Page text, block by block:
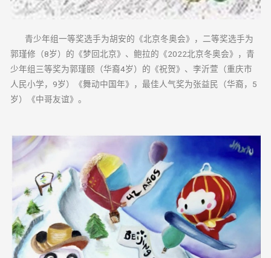
青少年组一等奖选手为胡安的《北京冬奥会》，二等奖选手为
郭瑾修（8岁）的《梦回北京》、鲍拉的《2022北京冬奥会》，青
少年组三等奖为郭瑾颐（华裔4岁）的《祝贺》、李沂萱（重庆市
人民小学，9岁）《舞动中国年》，最佳人气奖为张益民（华裔，5
岁）《中哥友谊》。